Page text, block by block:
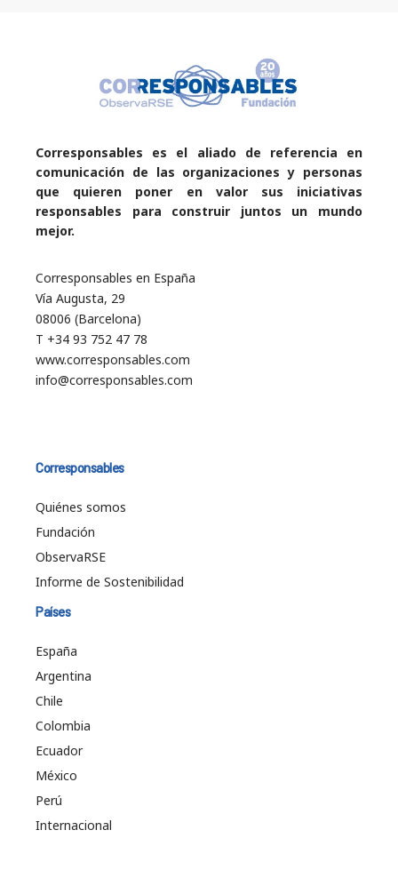
Corresponsables es el aliado de referencia en
comunicación de las organizaciones y personas
que quieren poner en valor sus iniciativas
responsables para construir juntos un mundo
mejor.
Corresponsables en España
Vía Augusta, 29
08006 (Barcelona)
T +34 93 752 47 78
www.corresponsables.com
info@corresponsables.com
Corresponsables
Quiénes somos
Fundación
ObservaRSE
Informe de Sostenibilidad
Países
España
Argentina
Chile
Colombia
Ecuador
México
Perú
Internacional